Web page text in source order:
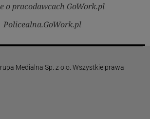
o pracodawcach GoWork.pl
Policealna.GoWork.pl
Medialna Sp. z o.o. Wszystkie prawa